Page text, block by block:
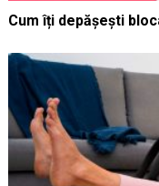
Cum îți depășești